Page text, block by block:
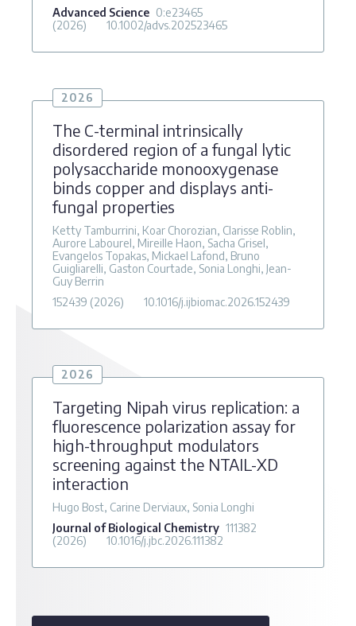
Advanced Science 0:e23465
(2026)
10.1002/advs.202523465
2026
The C-terminal intrinsically
disordered region of a fungal lytic
polysaccharide monooxygenase
binds copper and displays anti-
fungal properties
Ketty Tamburrini, Koar Chorozian, Clarisse Roblin,
Aurore Labourel, Mireille Haon, Sacha Grisel,
Evangelos Topakas, Mickael Lafond, Bruno
Guigliarelli, Gaston Courtade, Sonia Longhi, Jean-
Guy Berrin
152439 (2026) 10.1016/j.ijbiomac.2026.152439
2026
Targeting Nipah virus replication: a
fluorescence polarization assay for
high-throughput modulators
screening against the NTAIL-XD
interaction
Hugo Bost, Carine Derviaux, Sonia Longhi
Journal of Biological Chemistry 111382
(2026)
10.1016/j.jbc.2026.111382